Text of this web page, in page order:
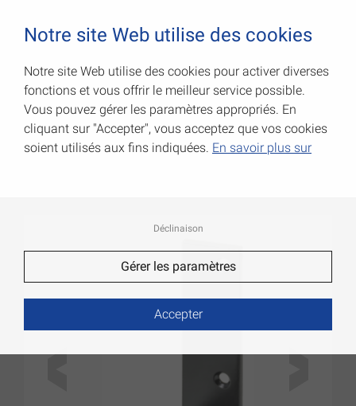
Équerres de structure, forte
épaisseur
Code Art.: 000179180S
Notre site Web utilise des cookies
Notre site Web utilise des cookies pour activer diverses
fonctions et vous offrir le meilleur service possible.
Vous pouvez gérer les paramètres appropriés. En
cliquant sur "Accepter", vous acceptez que vos cookies
soient utilisés aux fins indiquées. En savoir plus sur
Déclinaison
Gérer les paramètres
Accepter